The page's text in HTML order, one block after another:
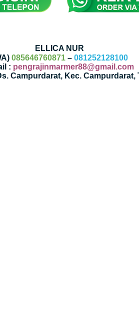
ELLICA NUR
085646760871– 081252128100
: pengrajinmarmer88@gmail.com
Campurdarat, Kec.